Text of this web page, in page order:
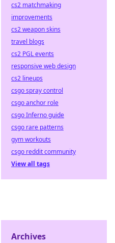
cs2 matchmaking
improvements
cs2 weapon skins
travel blogs
cs2 PGL events
responsive web design
cs2 lineups
csgo spray control
csgo anchor role
csgo Inferno guide
csgo rare patterns
gym workouts
csgo reddit community
View all tags
Archives